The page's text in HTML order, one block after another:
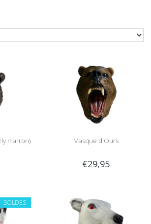
marron) Masque d'Ours
€29,95
SOLDES